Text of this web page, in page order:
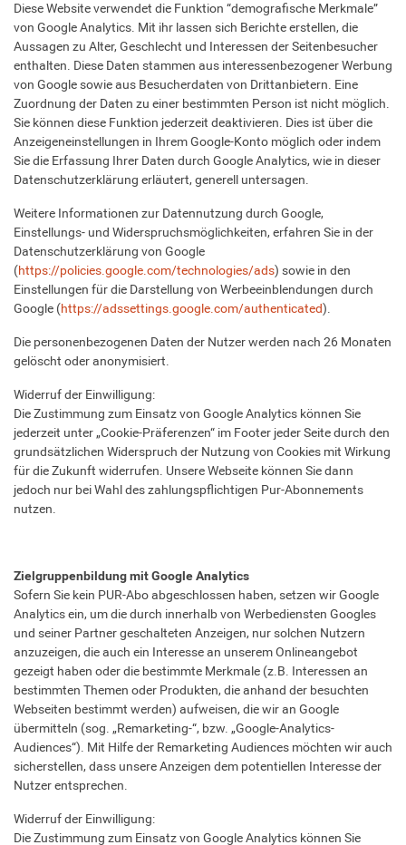
Diese Website verwendet die Funktion “demografische Merkmale”
von Google Analytics. Mit ihr lassen sich Berichte erstellen, die
Aussagen zu Alter, Geschlecht und Interessen der Seitenbesucher
enthalten. Diese Daten stammen aus interessenbezogener Werbung
von Google sowie aus Besucherdaten von Drittanbietern. Eine
Zuordnung der Daten zu einer bestimmten Person ist nicht möglich.
Sie können diese Funktion jederzeit deaktivieren. Dies ist über die
Anzeigeneinstellungen in Ihrem Google-Konto möglich oder indem
Sie die Erfassung Ihrer Daten durch Google Analytics, wie in dieser
Datenschutzerklärung erläutert, generell untersagen.
Weitere Informationen zur Datennutzung durch Google,
Einstellungs- und Widerspruchsmöglichkeiten, erfahren Sie in der
Datenschutzerklärung von Google
(https://policies.google.com/technologies/ads) sowie in den
Einstellungen für die Darstellung von Werbeeinblendungen durch
Google (https://adssettings.google.com/authenticated).
Die personenbezogenen Daten der Nutzer werden nach 26 Monaten
gelöscht oder anonymisiert.
Widerruf der Einwilligung:
Die Zustimmung zum Einsatz von Google Analytics können Sie
jederzeit unter „Cookie-Präferenzen“ im Footer jeder Seite durch den
grundsätzlichen Widerspruch der Nutzung von Cookies mit Wirkung
für die Zukunft widerrufen. Unsere Webseite können Sie dann
jedoch nur bei Wahl des zahlungspflichtigen Pur-Abonnements
nutzen.
Zielgruppenbildung mit Google Analytics
Sofern Sie kein PUR-Abo abgeschlossen haben, setzen wir Google
Analytics ein, um die durch innerhalb von Werbediensten Googles
und seiner Partner geschalteten Anzeigen, nur solchen Nutzern
anzuzeigen, die auch ein Interesse an unserem Onlineangebot
gezeigt haben oder die bestimmte Merkmale (z.B. Interessen an
bestimmten Themen oder Produkten, die anhand der besuchten
Webseiten bestimmt werden) aufweisen, die wir an Google
übermitteln (sog. „Remarketing-“, bzw. „Google-Analytics-
Audiences“). Mit Hilfe der Remarketing Audiences möchten wir auch
sicherstellen, dass unsere Anzeigen dem potentiellen Interesse der
Nutzer entsprechen.
Widerruf der Einwilligung:
Die Zustimmung zum Einsatz von Google Analytics können Sie